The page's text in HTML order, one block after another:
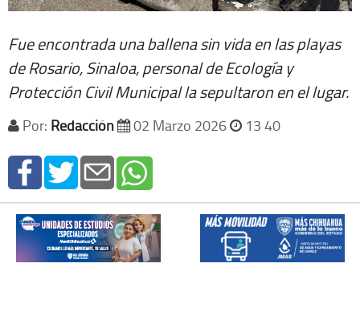
Fue encontrada una ballena sin vida en las playas
de Rosario, Sinaloa, personal de Ecología y
Protección Civil Municipal la sepultaron en el lugar.
Por: Redacción 02 Marzo 2026 13 40